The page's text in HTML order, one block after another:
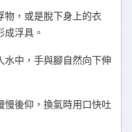
物，或是脫下身上的衣
浮具。
水中，手與腳自然向下伸
慢後仰，換氣時用口快吐